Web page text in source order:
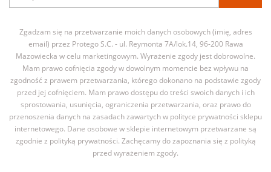
Zgadzam się na przetwarzanie moich danych osobowych (imię, adres
email) przez Protego S.C. - ul. Reymonta 7A/lok.14, 96-200 Rawa
Mazowiecka w celu marketingowym. Wyrażenie zgody jest dobrowolne.
Mam prawo cofnięcia zgody w dowolnym momencie bez wpływu na
zgodność z prawem przetwarzania, którego dokonano na podstawie zgody
przed jej cofnięciem. Mam prawo dostępu do treści swoich danych i ich
sprostowania, usunięcia, ograniczenia przetwarzania, oraz prawo do
przenoszenia danych na zasadach zawartych w polityce prywatności sklepu
internetowego. Dane osobowe w sklepie internetowym przetwarzane są
zgodnie z polityką prywatności. Zachęcamy do zapoznania się z polityką
przed wyrażeniem zgody.